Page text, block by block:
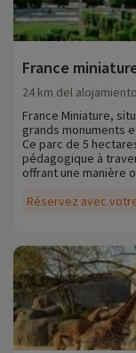
France
Réservez avec
24 km del alojamiento
France Miniature,
grands monuments
Ce parc de 5
pédagogique à
offrant une manière